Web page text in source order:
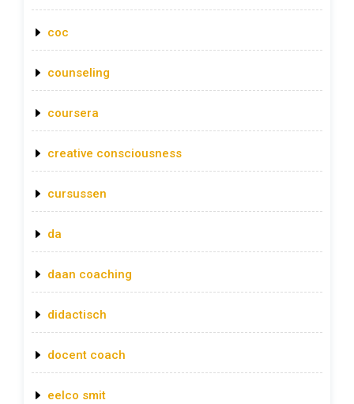
coc
counseling
coursera
creative consciousness
cursussen
da
daan coaching
didactisch
docent coach
eelco smit